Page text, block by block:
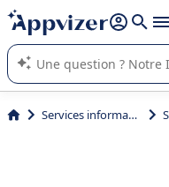
répondre (plusieurs lignes
L'IA de Appvizer vous
logiciel SaaS en entreprise.
Services informatiques